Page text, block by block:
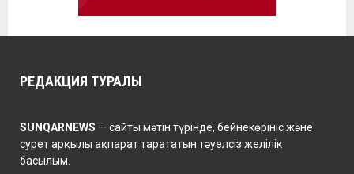
РЕДАКЦИЯ ТУРАЛЫ
SUNQARNEWS — сайты мәтін түрінде, бейнекөрініс және
сурет арқылы ақпарат тарататын тәуелсіз желілік
басылым.